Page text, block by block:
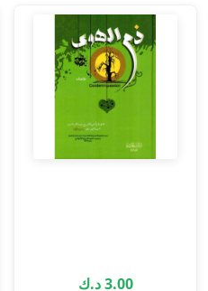
3.00 د.ك